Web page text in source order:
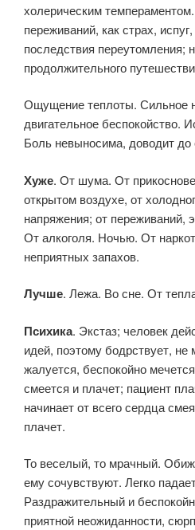
холерическим
переживаний, как страх,
последствия переутомления;
продолжительного
Ощущение теплоты. Сильное
двигательное беспокойство.
Боль невыносима, доводит до
Хуже. От шума. От
открытом воздухе, от
напряжения; от переживаний,
От алкоголя. Ночью. От
неприятных запахов.
Лучше. Лежа. Во сне. От
Психика. Экстаз; человек
идей, поэтому бодрствует, не
жалуется, беспокойно
смеется и плачет; пациент
начинает от всего сердца
плачет.
То веселый, то мрачный.
ему сочувствуют. Легко
Раздражительный и
приятной неожиданности,